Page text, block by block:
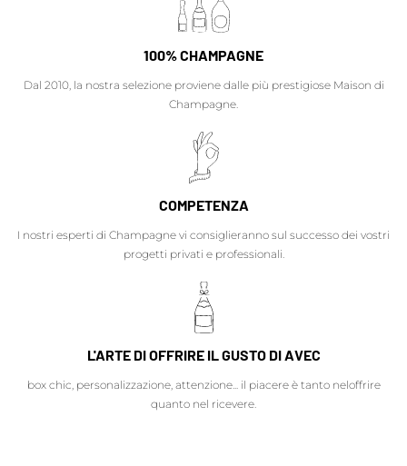
100% CHAMPAGNE
Dal 2010, la nostra selezione proviene dalle più prestigiose Maison di
Champagne.
COMPETENZA
I nostri esperti di Champagne vi consiglieranno sul successo dei vostri
progetti privati e professionali.
L'ARTE DI OFFRIRE IL GUSTO DI AVEC
box chic, personalizzazione, attenzione... il piacere è tanto neloffrire
quanto nel ricevere.